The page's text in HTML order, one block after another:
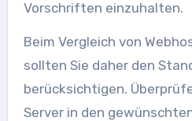
Vorschriften einzuhalten.
Beim Vergleich von
sollten Sie daher den
berücksichtigen.
Server in den